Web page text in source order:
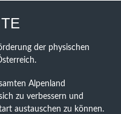
der physischen
Alpenland
zu verbessern und
austauschen zu können.